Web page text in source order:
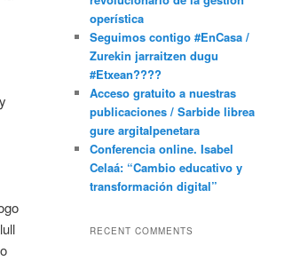
operística
Seguimos contigo #EnCasa /
Zurekin jarraitzen dugu
#Etxean????
Acceso gratuito a nuestras
publicaciones / Sarbide librea
gure argitalpenetara
Conferencia online. Isabel
Celaá: “Cambio educativo y
transformación digital”
RECENT COMMENTS